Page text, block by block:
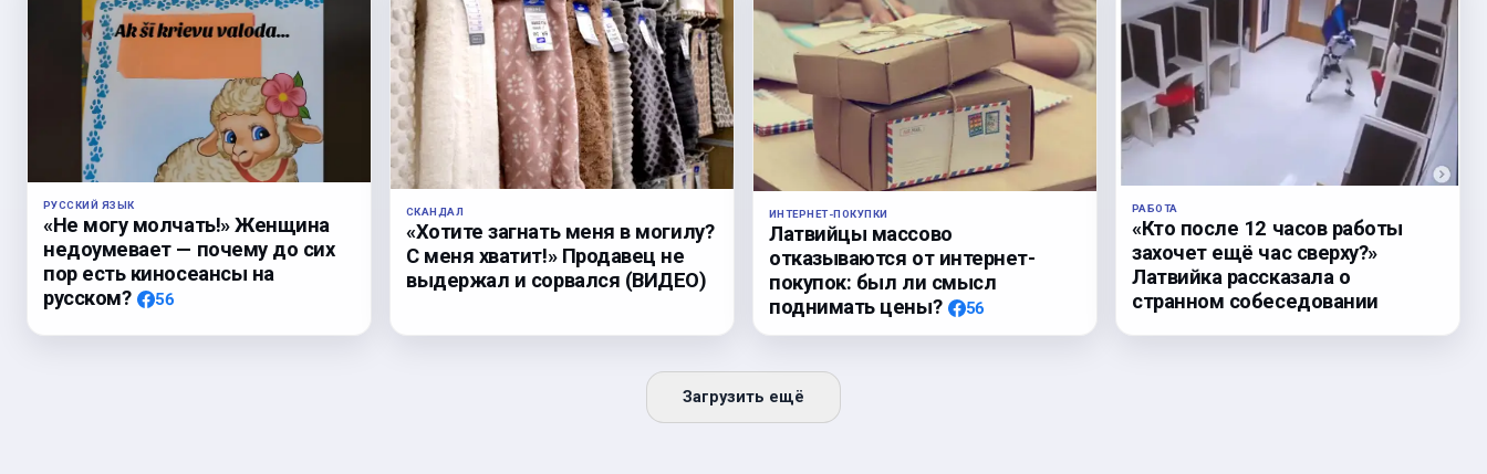
РУССКИЙ ЯЗЫК
«Не могу молчать!» Женщина
недоумевает — почему до сих
пор есть киносеансы на
русском?
56
СКАНДАЛ
«Хотите загнать меня в могилу?
С меня хватит!» Продавец не
выдержал и сорвался (ВИДЕО)
ИНТЕРНЕТ-ПОКУПКИ
Латвийцы массово
отказываются от интернет-
покупок: был ли смысл
поднимать цены?
56
РАБОТА
«Кто после 12 часов работы
захочет ещё час сверху?»
Латвийка рассказала о
странном собеседовании
Загрузить ещё